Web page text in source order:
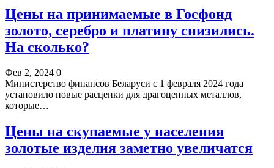
Цены на принимаемые в Госфонд
золото, серебро и платину снизились.
На сколько?
Фев 2, 2024 0
Министерство финансов Беларуси с 1 февраля 2024 года
установило новые расценки для драгоценных металлов,
которые…
Цены на скупаемые у населения
золотые изделия заметно увеличатся